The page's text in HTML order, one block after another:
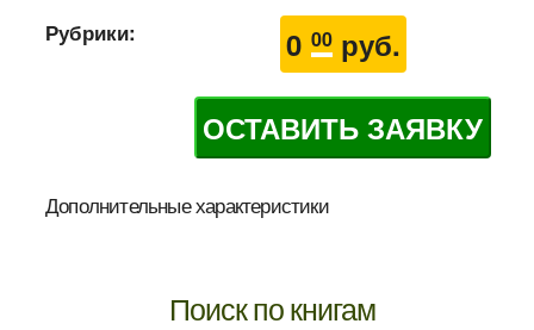
0 00руб.
ОСТАВИТЬ ЗАЯВКУ
Рубрики:
Дополнительные характеристики
Поиск по книгам